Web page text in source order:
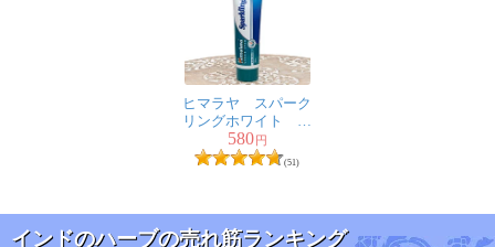
ヒマラヤ スパーク
リングホワイト は
みがき粉 - Sparkling
White Tooth Paste 80g
580円
(51)
インドのハーブの売れ筋ランキング